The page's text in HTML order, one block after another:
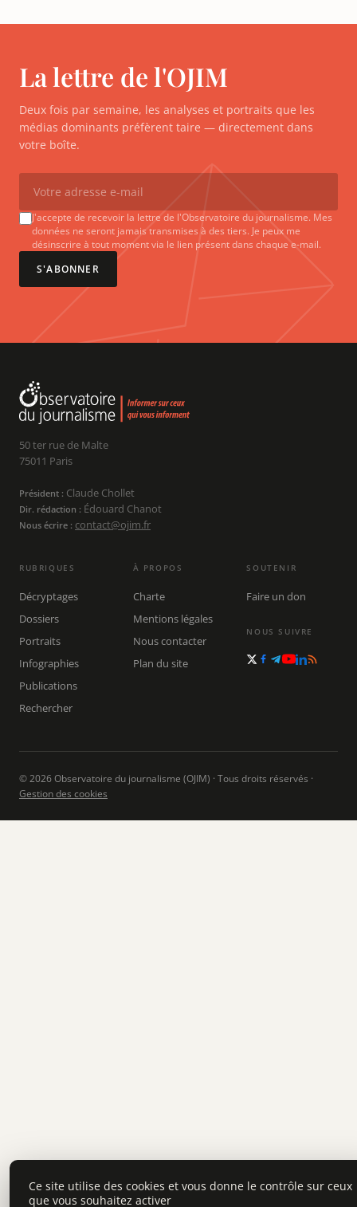
La lettre de l'OJIM
Deux fois par semaine, les analyses et portraits que les
médias dominants préfèrent taire — directement dans
votre boîte.
J'accepte de recevoir la lettre de l'Observatoire du journalisme. Mes
données ne seront jamais transmises à des tiers. Je peux me
désinscrire à tout moment via le lien présent dans chaque e-mail.
S'ABONNER
50 ter rue de Malte
75011 Paris
Président : Claude Chollet
Dir. rédaction : Édouard Chanot
Nous écrire : contact@ojim.fr
RUBRIQUES
Décryptages
Dossiers
Portraits
Infographies
Publications
Rechercher
À PROPOS
Charte
Mentions légales
Nous contacter
Plan du site
SOUTENIR
Faire un don
NOUS SUIVRE
© 2026 Observatoire du journalisme (OJIM) · Tous droits réservés ·
Gestion des cookies
Ce site utilise des cookies et vous donne le contrôle sur ceux
que vous souhaitez activer